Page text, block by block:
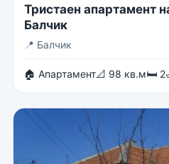
Тристаен апартамент
Балчик
📍 Балчик
🏠 Апартамент📐 98 кв.м🛏 2